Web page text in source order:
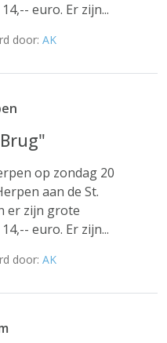
euro. Er zijn...
door: AK
op zondag 20
aan de St.
er zijn grote
euro. Er zijn...
door: AK